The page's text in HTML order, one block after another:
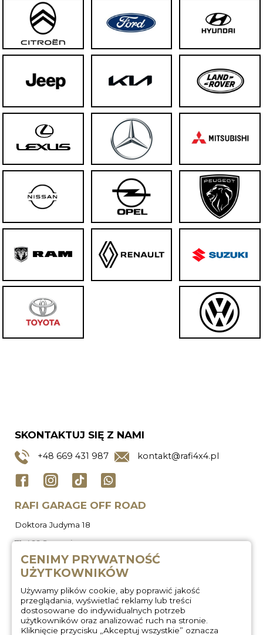
SKONTAKTUJ SIĘ Z NAMI
+48 669 431 987 kontakt@rafi4x4.pl
RAFI GARAGE OFF ROAD
Doktora Judyma 18
71-466 Szczecin
CENIMY PRYWATNOŚĆ
UŻYTKOWNIKÓW
Używamy plików cookie, aby poprawić jakość
przeglądania, wyświetlać reklamy lub treści
dostosowane do indywidualnych potrzeb
użytkowników oraz analizować ruch na stronie.
Kliknięcie przycisku „Akceptuj wszystkie” oznacza